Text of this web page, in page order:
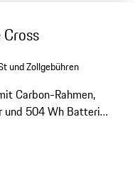
und Zollgebühren
Carbon-Rahmen,
und 504 Wh Batterie.
abweichen.